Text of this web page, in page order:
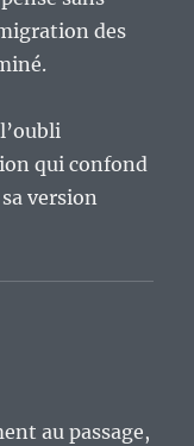
des
qui confond
version
au passage,